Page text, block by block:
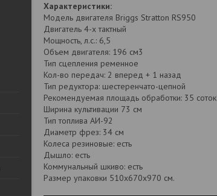
Характеристики:
Модель двигателя Briggs Stratton RS950
Двигатель 4-х тактный
Мощность, л.с.: 6,5
Объем двигателя: 196 см3
Тип сцепления ременное
Кол-во передач: 2 вперед + 1 назад
Тип редуктора: шестеренчато-цепной
Рекомендуемая площадь обработки: 35 соток
Ширина культивации 73 см
Тип топлива АИ-92
Диаметр фрез: 34 см
Колеса резиновые: есть
Дышло: есть
Коммунальный шкиво: есть
Размер упаковки 510х670х970 см.